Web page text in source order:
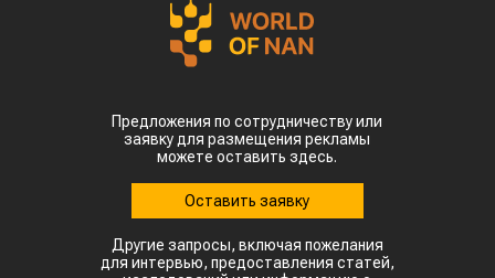
Предложения по сотрудничеству или
заявку для размещения рекламы
можете оставить здесь.
Оставить заявку
Другие запросы, включая пожелания
для интервью, предоставления статей,